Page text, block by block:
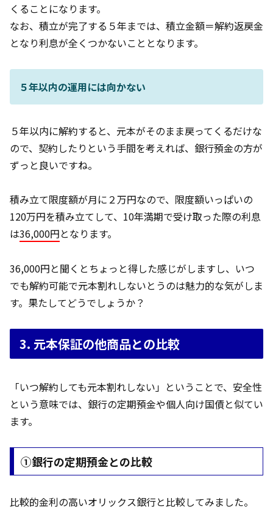
くることになります。
なお、積立が完了する５年までは、積立金額＝解約返戻金
となり利息が全くつかないこととなります。
５年以内の運用には向かない
５年以内に解約すると、元本がそのまま戻ってくるだけな
ので、契約したりという手間を考えれば、銀行預金の方が
ずっと良いですね。
積み立て限度額が月に２万円なので、限度額いっぱいの
120万円を積み立てして、10年満期で受け取った際の利息
は36,000円となります。
36,000円と聞くとちょっと得した感じがしますし、いつ
でも解約可能で元本割れしないとうのは魅力的な気がしま
す。果たしてどうでしょうか？
3. 元本保証の他商品との比較
「いつ解約しても元本割れしない」ということで、安全性
という意味では、銀行の定期預金や個人向け国債と似てい
ます。
①銀行の定期預金との比較
比較的金利の高いオリックス銀行と比較してみました。